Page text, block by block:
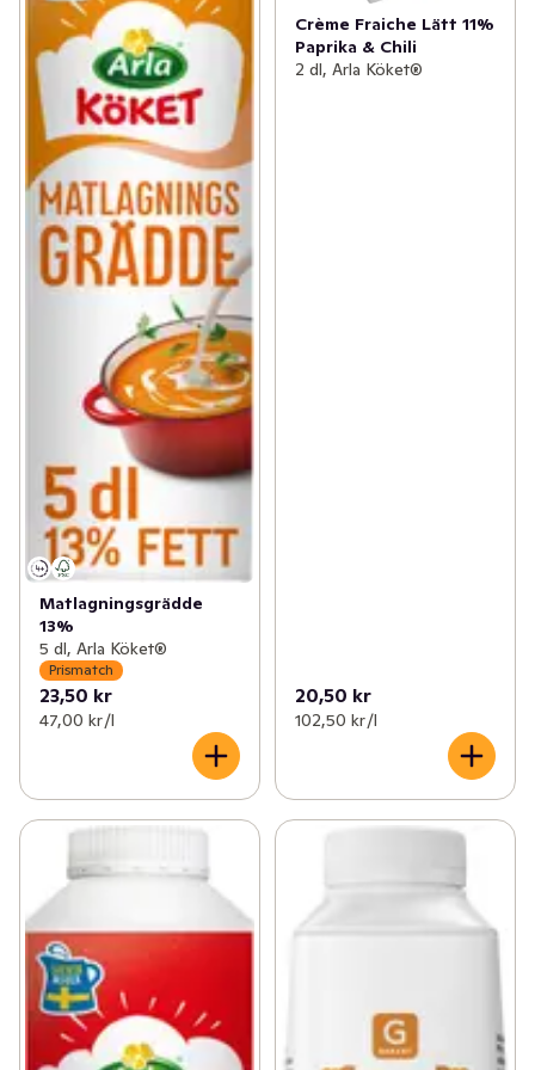
Matlagningsgrädde
13%
5 dl, Arla Köket®
Prismatch
23,50 kr
47,00 kr /l
Crème Fraiche Lätt 11%
Paprika & Chili
2 dl, Arla Köket®
20,50 kr
102,50 kr /l